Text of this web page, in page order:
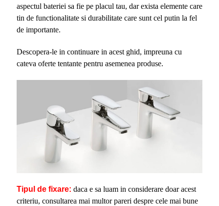
aspectul bateriei sa fie pe placul tau, dar exista elemente care
tin de functionalitate si durabilitate care sunt cel putin la fel
de importante.
Descopera-le in continuare in acest ghid, impreuna cu
cateva oferte tentante pentru asemenea produse.
Tipul de fixare: daca e sa luam in considerare doar acest
criteriu, consultarea mai multor pareri despre cele mai bune